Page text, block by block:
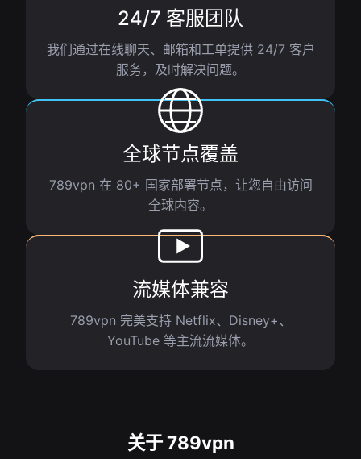
24/7 客服团队
我们通过在线聊天、邮箱和工单提供 24/7 客户
服务，及时解决问题。
全球节点覆盖
789vpn 在 80+ 国家部署节点，让您自由访问
全球内容。
流媒体兼容
789vpn 完美支持 Netflix、Disney+、
YouTube 等主流流媒体。
关于 789vpn